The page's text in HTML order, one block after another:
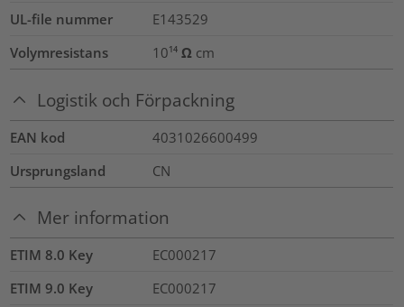
UL-file nummer
E143529
Volymresistans
10¹⁴ Ω cm
Logistik och Förpackning
EAN kod
4031026600499
Ursprungsland
CN
Mer information
ETIM 8.0 Key
EC000217
ETIM 9.0 Key
EC000217